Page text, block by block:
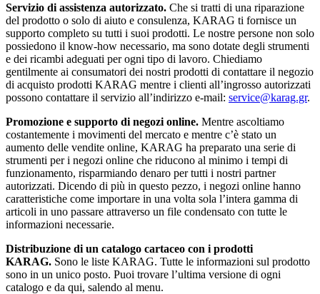
Servizio di assistenza autorizzato. Che si tratti di una riparazione
del prodotto o solo di aiuto e consulenza, KARAG ti fornisce un
supporto completo su tutti i suoi prodotti. Le nostre persone non solo
possiedono il know-how necessario, ma sono dotate degli strumenti
e dei ricambi adeguati per ogni tipo di lavoro. Chiediamo
gentilmente ai consumatori dei nostri prodotti di contattare il negozio
di acquisto prodotti KARAG mentre i clienti all’ingrosso autorizzati
possono contattare il servizio all’indirizzo e-mail: service@karag.gr.
Promozione e supporto di negozi online. Mentre ascoltiamo
costantemente i movimenti del mercato e mentre c’è stato un
aumento delle vendite online, KARAG ha preparato una serie di
strumenti per i negozi online che riducono al minimo i tempi di
funzionamento, risparmiando denaro per tutti i nostri partner
autorizzati. Dicendo di più in questo pezzo, i negozi online hanno
caratteristiche come importare in una volta sola l’intera gamma di
articoli in uno passare attraverso un file condensato con tutte le
informazioni necessarie.
Distribuzione di un catalogo cartaceo con i prodotti
KARAG. Sono le liste KARAG. Tutte le informazioni sul prodotto
sono in un unico posto. Puoi trovare l’ultima versione di ogni
catalogo e da qui, salendo al menu.